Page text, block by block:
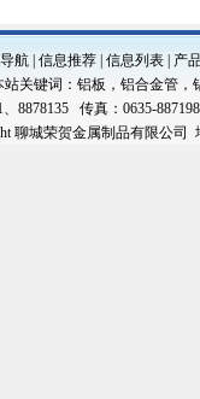
航 信息推荐 信息列表
产
站关键词： 铝板 ， 铝合金管 ，
、8878135 传真：0635-
聊城荣贺金属制品有限公